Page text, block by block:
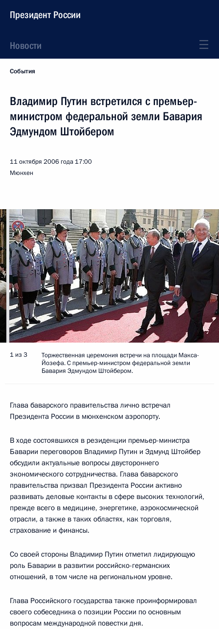
Президент России
Новости
События
Владимир Путин встретился с премьер-
министром федеральной земли Бавария
Эдмундом Штойбером
11 октября 2006 года 17:00
Мюнхен
1 из 3
Торжественная церемония встречи на площади Макса-
Йозефа. С премьер-министром федеральной земли
Бавария Эдмундом Штойбером.
Глава баварского правительства лично встречал
Президента России в мюнхенском аэропорту.
В ходе состоявшихся в резиденции премьер-министра
Баварии переговоров Владимир Путин и Эдмунд Штойбер
обсудили актуальные вопросы двустороннего
экономического сотрудничества. Глава баварского
правительства призвал Президента России активно
развивать деловые контакты в сфере высоких технологий,
прежде всего в медицине, энергетике, аэрокосмической
отрасли, а также в таких областях, как торговля,
страхование и финансы.
Со своей стороны Владимир Путин отметил лидирующую
роль Баварии в развитии российско-германских
отношений, в том числе на региональном уровне.
Глава Российского государства также проинформировал
своего собеседника о позиции России по основным
вопросам международной повестки дня.